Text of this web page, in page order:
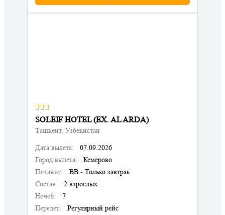
SOLEIF HOTEL (EX. AL ARDA)
Ташкент, Узбекистан
Дата вылета:
07.09.2026
Город вылета:
Кемерово
Питание:
BB - Только завтрак
Состав:
2 взрослых
Ночей:
7
Перелет:
Регулярный рейс